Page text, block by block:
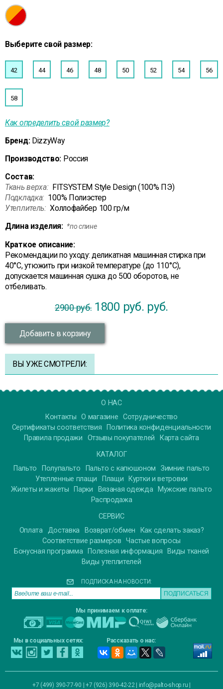
Выберите свой размер:
42 44 46 48 50 52 54 56
58
Как определить свой размер?
Бренд: DizzyWay
Производство: Россия
Состав:
Ткань верха: FITSYSTEM Style Design (100% ПЭ)
Подкладка: 100% Полиэстер
Утеплитель: Холлофайбер 100 гр/м
Длина изделия: *по спине
Краткое описание:
Рекомендации по уходу: деликатная машинная стирка при
40°С, утюжить при низкой температуре (до 110°С),
допускается машинная сушка до 500 оборотов, не
отбеливать.
2900 руб. 1800 руб. руб.
Добавить в корзину
ВЫ УЖЕ СМОТРЕЛИ:
О НАС
Контакты
О магазине Сотрудничество
Сертификаты соответствия
Политика конфиденциальности
Правила продажи
Отзывы покупателей
Карта сайта
КАТАЛОГ
Пальто
Полупальто Пальто с капюшоном
Зимние пальто
Утепленные плащи
Плащи
Куртки и ветровки
Жилеты и жакеты
Парки Вязаная одежда
Мужские пальто
Распродажа
СЕРВИС
Оплата Доставка Возврат/обмен
Как сделать заказ?
Соответствие размеров
Частые вопросы
Бонусная программа
Полезная информация
Виды тканей
Виды утеплителей
ПОДПИСКА НА НОВОСТИ:
Мы принимаем к оплате:
Мы в социальных сетях: Рассказать о нас:
+7 (499) 390-77-90 | +7 (926) 390-42-22 | info@palto-shop.ru